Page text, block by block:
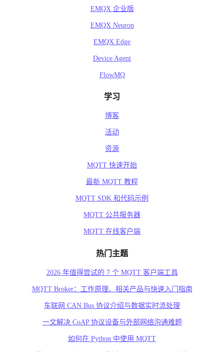
EMQX 企业版
EMQX Neuron
EMQX Edge
Device Agent
FlowMQ
学习
博客
活动
资源
MQTT 快速开始
最新 MQTT 教程
MQTT SDK 和代码示例
MQTT 公共服务器
MQTT 在线客户端
热门主题
2026 年值得尝试的 7 个 MQTT 客户端工具
MQTT Broker：工作原理、相关产品与快速入门指南
车联网 CAN Bus 协议介绍与数据实时流处理
一文解决 CoAP 协议设备与外部网络沟通难题
如何在 Python 中使用 MQTT